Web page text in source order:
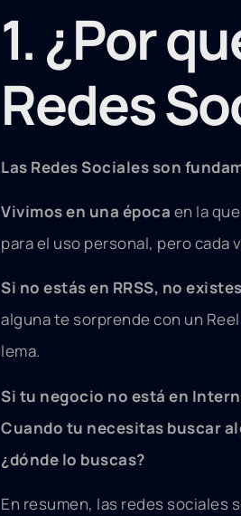
1. ¿Por
Redes
Las Redes Sociales son
Vivimos en una época en la
para el uso personal, pero cada
Si no estás en RRSS, no
alguna te sorprende con un
lema.
Si tu negocio no está en
Cuando tu necesitas buscar
¿dónde lo buscas?
En resumen, las redes sociales